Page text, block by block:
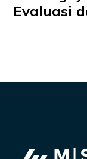
Evaluasi